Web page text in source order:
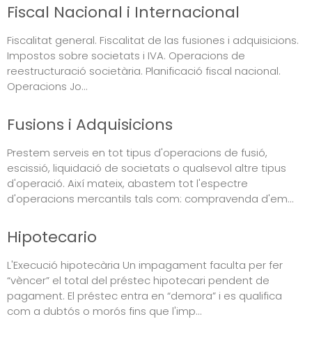
Fiscal Nacional i Internacional
Fiscalitat general. Fiscalitat de las fusiones i adquisicions.
Impostos sobre societats i IVA. Operacions de
reestructuració societària. Planificació fiscal nacional.
Operacions Jo...
Fusions i Adquisicions
Prestem serveis en tot tipus d'operacions de fusió,
escissió, liquidació de societats o qualsevol altre tipus
d'operació. Així mateix, abastem tot l'espectre
d'operacions mercantils tals com: compravenda d'em...
Hipotecario
L'Execució hipotecària Un impagament faculta per fer
“vèncer” el total del préstec hipotecari pendent de
pagament. El préstec entra en “demora” i es qualifica
com a dubtós o morós fins que l'imp...